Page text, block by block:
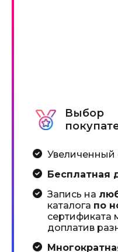
Выбор
Увеличенный
Бесплатная
Запись на
каталога по
сертификата
доплатив